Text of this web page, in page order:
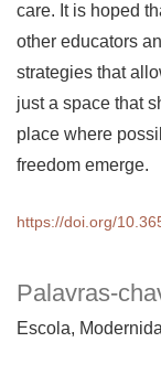
Palavras-
Escola
care. It is hoped
other educators
strategies that
just a space that
place where
freedom emerge.
https://doi.org/